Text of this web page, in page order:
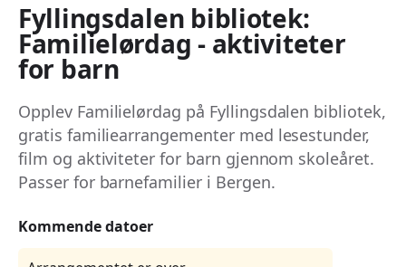
Fyllingsdalen bibliotek:
Familielørdag - aktiviteter
for barn
Opplev Familielørdag på Fyllingsdalen bibliotek,
gratis familiearrangementer med lesestunder,
film og aktiviteter for barn gjennom skoleåret.
Passer for barnefamilier i Bergen.
Kommende datoer